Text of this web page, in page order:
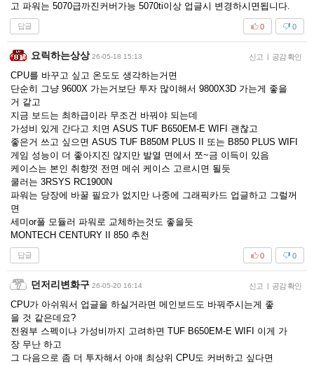
고 파워는 5070급까진커버가능 5070ti이상 업글시 변경하시면됩니다.
답글 0
0
요릭하는상상 26-05-18 15:13 신고 | 공감 확인
CPU를 바꾸고 싶고 온도도 생각하는거면
단순히 그냥 9600X 가는거보단 투자 많이해서 9800X3D 가는게 좋을
거 같고
지금 보드는 최하급이라 무조건 바꿔야 되는데
가성비 있게 간다고 치면 ASUS TUF B650EM-E WIFI 괜찮고
좋은거 쓰고 싶으면 ASUS TUF B850M PLUS II 또는 B850 PLUS WIFI
게임 성능이 더 좋아지진 않지만 발열 면에서 쪼~금 이득이 있음
케이스는 본인 취향껏 전면 메쉬 케이스 고르시면 될듯
쿨러는 3RSYS RC1900N
파워는 당장에 바꿀 필요가 없지만 나중에 그래픽카드 업글하고 그럴꺼
면
세미or풀 모듈러 파워로 교체하는것도 좋을듯
MONTECH CENTURY II 850 추천
답글 0
0
던저리변화구 26-05-20 16:14 신고 | 공감 확인
CPU가 아쉬워서 업글을 하실거라면 메인보드도 바꿔주시는게 좋
을 것 같은데요?
전원부 스펙이나 가성비까지 고려하면 TUF B650EM-E WIFI 이게 가
장 무난 하고
그 다음으로 좀 더 투자해서 아얘 최상위 CPU도 커버하고 싶다면